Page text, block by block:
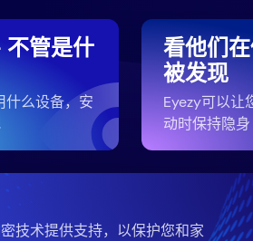
管是什
什么设备，安
看他们
被发现
Eyezy可以让
动时保持隐身
技术提供支持，以保护您和家